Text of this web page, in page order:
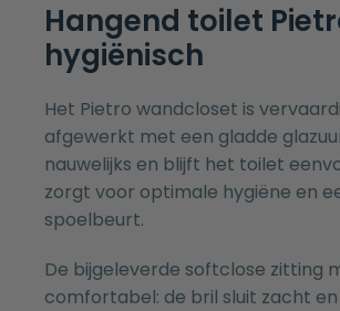
Hangend toilet
hygiënisch
Het Pietro wandcloset is
afgewerkt met een gladde
nauwelijks en blijft het toilet
zorgt voor optimale hygiëne en
spoelbeurt.
De bijgeleverde softclose zitting
comfortabel: de bril sluit zacht